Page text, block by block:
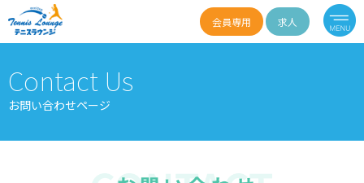
会員専用 求人
Contact Us
お問い合わせページ